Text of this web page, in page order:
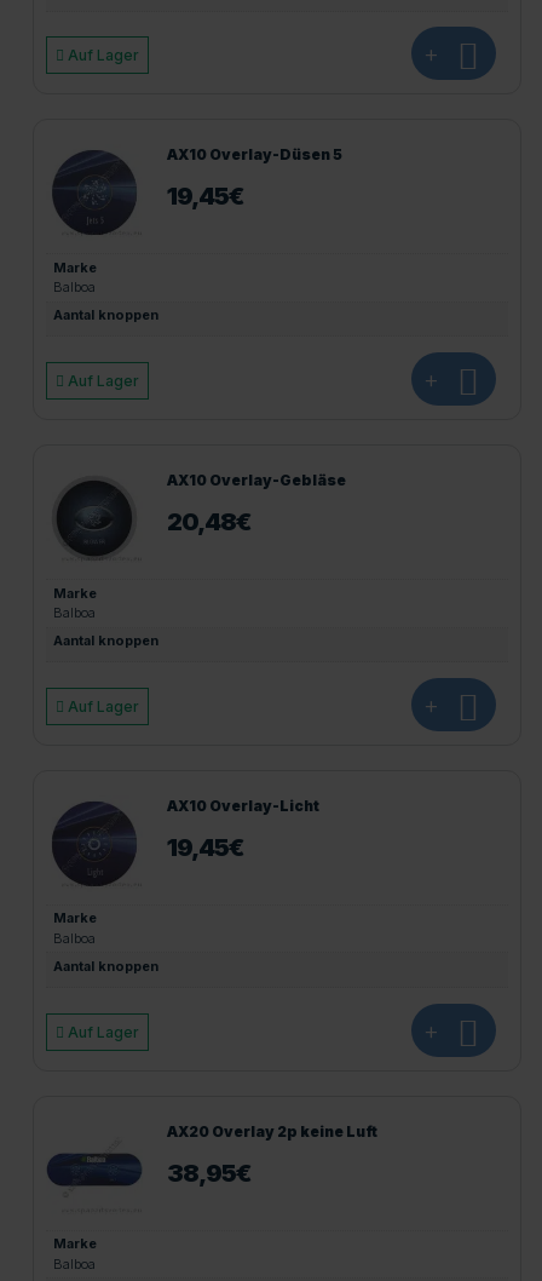
Auf Lager +
AX10 Overlay-Düsen 5
19,45€
Marke
Balboa
Aantal knoppen
Auf Lager +
AX10 Overlay-Gebläse
20,48€
Marke
Balboa
Aantal knoppen
Auf Lager +
AX10 Overlay-Licht
19,45€
Marke
Balboa
Aantal knoppen
Auf Lager +
AX20 Overlay 2p keine Luft
38,95€
Marke
Balboa